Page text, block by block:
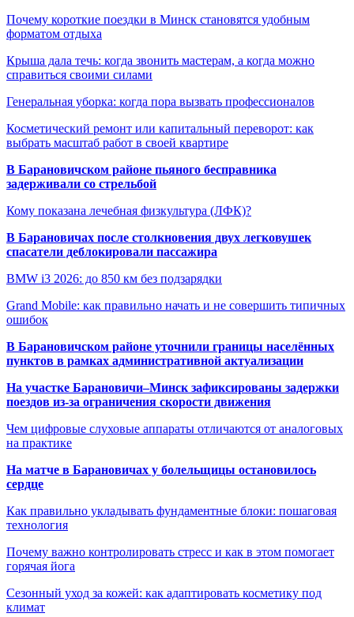
Почему короткие поездки в Минск становятся удобным
форматом отдыха
Крыша дала течь: когда звонить мастерам, а когда можно
справиться своими силами
Генеральная уборка: когда пора вызвать профессионалов
Косметический ремонт или капитальный переворот: как
выбрать масштаб работ в своей квартире
В Барановичском районе пьяного бесправника
задерживали со стрельбой
Кому показана лечебная физкультура (ЛФК)?
В Барановичах после столкновения двух легковушек
спасатели деблокировали пассажира
BMW i3 2026: до 850 км без подзарядки
Grand Mobile: как правильно начать и не совершить типичных
ошибок
В Барановичском районе уточнили границы населённых
пунктов в рамках административной актуализации
На участке Барановичи–Минск зафиксированы задержки
поездов из-за ограничения скорости движения
Чем цифровые слуховые аппараты отличаются от аналоговых
на практике
На матче в Барановичах у болельщицы остановилось
сердце
Как правильно укладывать фундаментные блоки: пошаговая
технология
Почему важно контролировать стресс и как в этом помогает
горячая йога
Сезонный уход за кожей: как адаптировать косметику под
климат